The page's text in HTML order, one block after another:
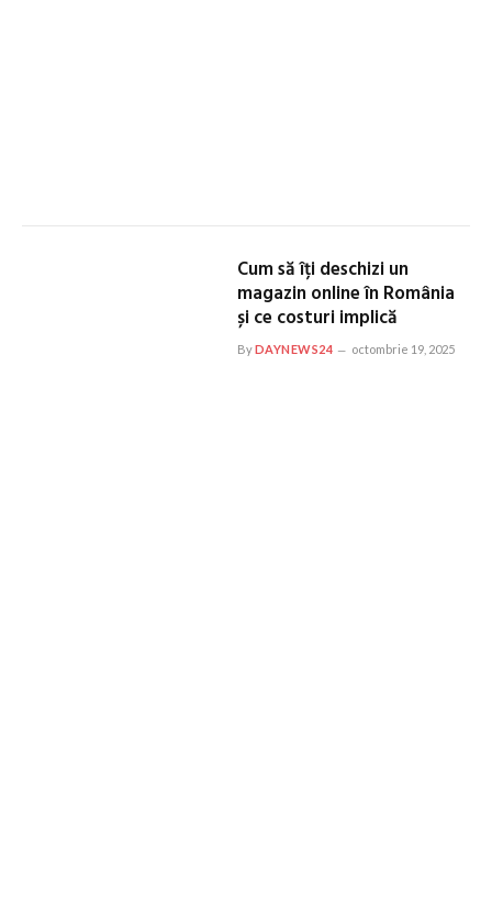
Cum să îți deschizi un
magazin online în România
și ce costuri implică
ByDAYNEWS24 octombrie 19, 2025